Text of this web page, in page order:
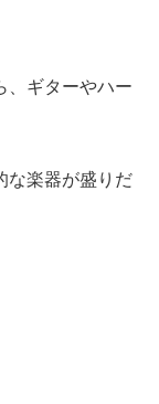
、ギターやハー
な楽器が盛りだ